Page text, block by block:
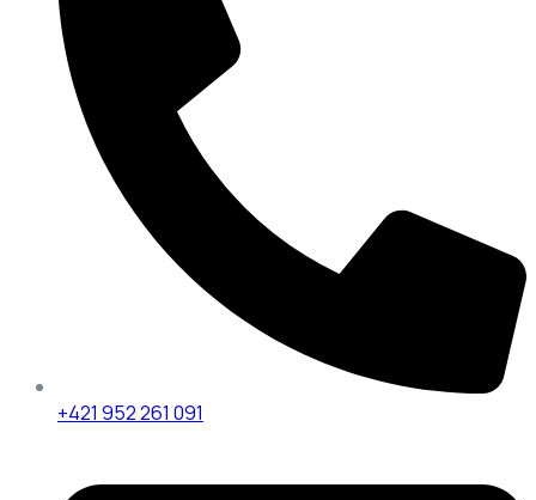
+421 952 261 091